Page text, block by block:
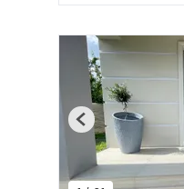
Previous